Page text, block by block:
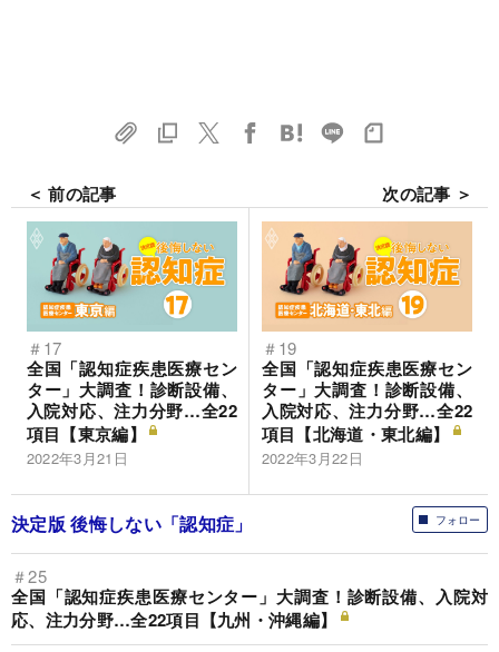
＜ 前の記事
＃17
全国「認知症疾患医療セン
ター」大調査！診断設備、
入院対応、注力分野…全22
項目【東京編】
2022年3月21日
次の記事 ＞
＃19
全国「認知症疾患医療セン
ター」大調査！診断設備、
入院対応、注力分野…全22
項目【北海道・東北編】
2022年3月22日
フォロー
決定版 後悔しない「認知症」
＃25
全国「認知症疾患医療センター」大調査！診断設備、入院対
応、注力分野…全22項目【九州・沖縄編】